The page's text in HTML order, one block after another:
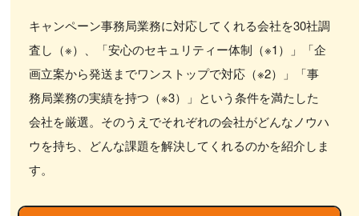
キャンペーン事務局業務に対応してくれる会社を30社調
査し（※）、「安心のセキュリティー体制（※1）」「企
画立案から発送までワンストップで対応（※2）」「事
務局業務の実績を持つ（※3）」という条件を満たした
会社を厳選。そのうえでそれぞれの会社がどんなノウハ
ウを持ち、どんな課題を解決してくれるのかを紹介しま
す。